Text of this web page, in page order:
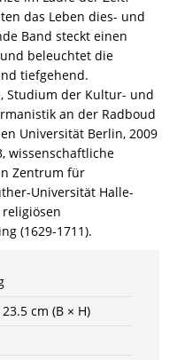
das Leben dies- und
Band steckt einen
beleuchtet die
tiefgehend.
Studium der Kultur- und
an der Radboud
Universität Berlin, 2009
wissenschaftliche
Zentrum für
Universität Halle-
(1629-1711).
cm (B × H)